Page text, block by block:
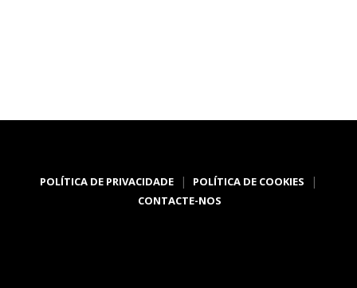
POLÍTICA DE PRIVACIDADE| POLÍTICA DE COOKIES |
CONTACTE-NOS